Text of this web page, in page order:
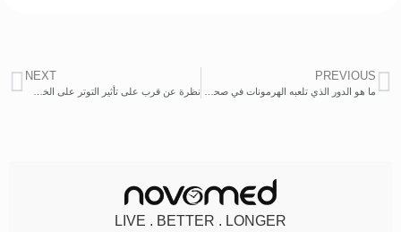
PREVIOUS
NEXT
LIVE . BETTER . LONGER